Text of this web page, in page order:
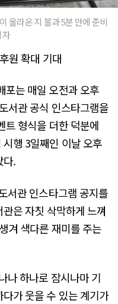
올라온 지 불과 5분 만에 준비
자
원 확대 기대
포는 매일 오전과 오후
서관 공식 인스타그램을
트 형식을 더한 덕분에
행 3일째인 이날 오후
다.
서관 인스타그램 공지를
은 자칫 삭막하게 느껴
겨 색다른 재미를 주는
나 하나로 잠시나마 기
가 웃을 수 있는 계기가